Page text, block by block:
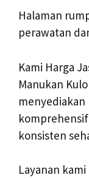
Halaman
perawatan
Kami Harga
Manukan
konsisten
Layanan